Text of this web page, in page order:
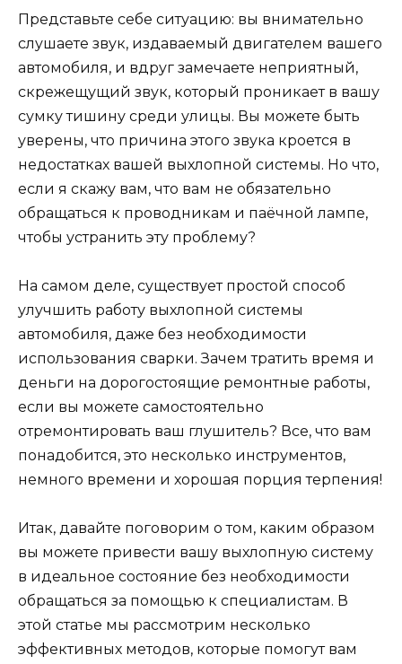
Представьте себе ситуацию: вы внимательно
слушаете звук, издаваемый двигателем вашего
автомобиля, и вдруг замечаете неприятный,
скрежещущий звук, который проникает в вашу
сумку тишину среди улицы. Вы можете быть
уверены, что причина этого звука кроется в
недостатках вашей выхлопной системы. Но что,
если я скажу вам, что вам не обязательно
обращаться к проводникам и паёчной лампе,
чтобы устранить эту проблему?
На самом деле, существует простой способ
улучшить работу выхлопной системы
автомобиля, даже без необходимости
использования сварки. Зачем тратить время и
деньги на дорогостоящие ремонтные работы,
если вы можете самостоятельно
отремонтировать ваш глушитель? Все, что вам
понадобится, это несколько инструментов,
немного времени и хорошая порция терпения!
Итак, давайте поговорим о том, каким образом
вы можете привести вашу выхлопную систему
в идеальное состояние без необходимости
обращаться за помощью к специалистам. В
этой статье мы рассмотрим несколько
эффективных методов, которые помогут вам